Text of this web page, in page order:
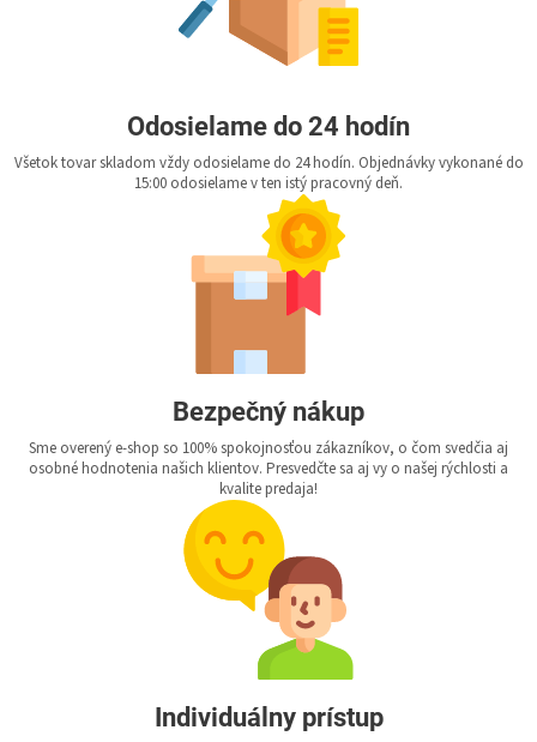
Odosielame do 24 hodín
Všetok tovar skladom vždy odosielame do 24 hodín. Objednávky vykonané do
15:00 odosielame v ten istý pracovný deň.
Bezpečný nákup
Sme overený e-shop so 100% spokojnosťou zákazníkov, o čom svedčia aj
osobné hodnotenia našich klientov. Presvedčte sa aj vy o našej rýchlosti a
kvalite predaja!
Individuálny prístup